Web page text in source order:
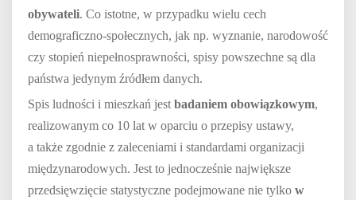
obywateli. Co istotne, w przypadku wielu cech
demograficzno-społecznych, jak np. wyznanie, narodowość
czy stopień niepełnosprawności, spisy powszechne są dla
państwa jedynym źródłem danych.
Spis ludności i mieszkań jest badaniem obowiązkowym,
realizowanym co 10 lat w oparciu o przepisy ustawy,
a także zgodnie z zaleceniami i standardami organizacji
międzynarodowych. Jest to jednocześnie największe
przedsięwzięcie statystyczne podejmowane nie tylko w